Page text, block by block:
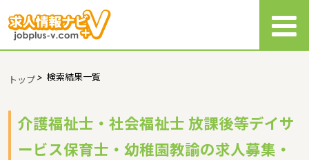
トップ> 検索結果一覧
介護福祉士・社会福祉士 放課後等デイサ
ービス保育士・幼稚園教諭の求人募集・